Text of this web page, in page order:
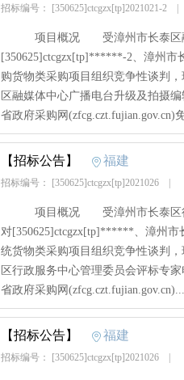
招标编号： [350625]ctcgzx[tp]2021021-2
项目概况 受漳州市长泰区融
[350625]ctcgzx[tp]******-2、漳州市
购货物类采购项目组织竞争性谈
区融媒体中心广播电台升级及拍摄
省政府采购网(zfcg.czt.fujian.gov.cn)
【招标公告】 福建
招标编号： [350625]ctcgzx[tp]2021026
项目概况 受漳州市长泰区行政
对[350625]ctcgzx[tp]******、漳州市
统货物类采购项目组织竞争性谈
区行政服务中心管理委员会评标专
省政府采购网
【招标公告】 福建
招标编号： [350625]ctcgzx[tp]2021026